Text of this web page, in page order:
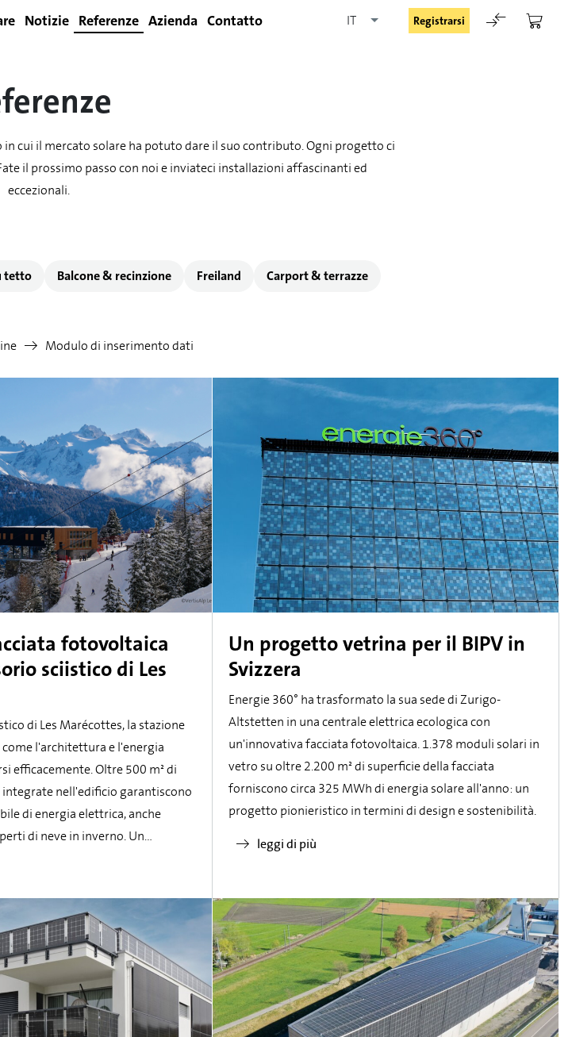
Notizie Referenze Azienda Contatto IT Registrarsi
cui il mercato solare ha potuto dare il suo contributo. Ogni progetto ci
il prossimo passo con noi e inviateci installazioni affascinanti ed
eccezionali.
tetto Balcone & recinzione Freiland Carport & terrazze
Modulo di inserimento dati
fotovoltaica
sciistico di Les
di Les Marécottes, la stazione
l'architettura e l'energia
efficacemente. Oltre 500 m² di
nell'edificio garantiscono
di energia elettrica, anche
di neve in inverno. Un
soprattutto nelle regioni
Un progetto vetrina per il BIPV in
Svizzera
Energie 360° ha trasformato la sua sede di Zurigo-
Altstetten in una centrale elettrica ecologica con
un'innovativa facciata fotovoltaica. 1.378 moduli solari in
vetro su oltre 2.200 m² di superficie della facciata
forniscono circa 325 MWh di energia solare all'anno: un
progetto pionieristico in termini di design e sostenibilità.
leggi di più